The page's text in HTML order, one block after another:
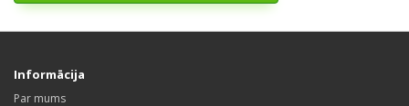
Informācija
Par mums